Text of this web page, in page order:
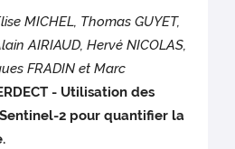
MICHEL, Thomas GUYET,
AIRIAUD, Hervé NICOLAS,
FRADIN et Marc
- Utilisation des
2 pour quantifier la